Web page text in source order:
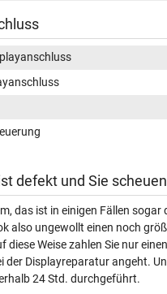
defekt und Sie
das ist in einigen Fällen
also ungewollt einen noch
diese Weise zahlen Sie nur
der Displayreparatur angeht.
24 Std. durchgeführt.